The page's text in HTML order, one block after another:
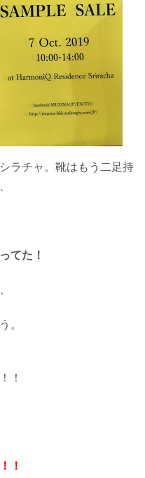
ラチャ。靴はもう二足持
てた！
。
！
！